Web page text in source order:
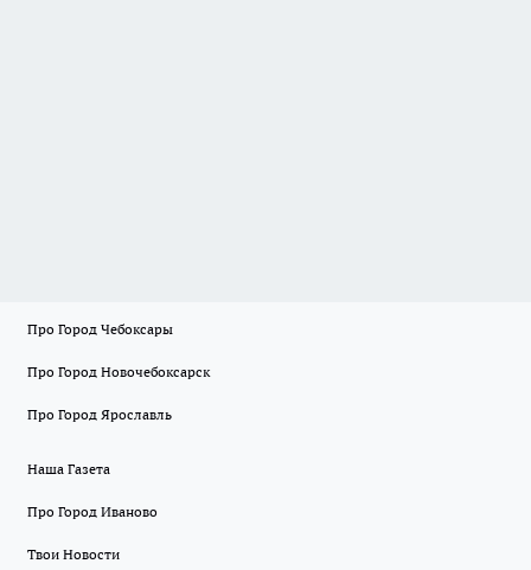
Про Город Чебоксары
Про Город Новочебоксарск
Про Город Ярославль
Наша Газета
Про Город Иваново
Твои Новости